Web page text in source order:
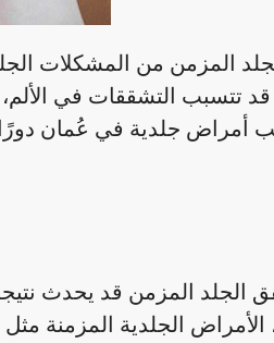
المزمن من المشكلات
قد تتسبب التشققات في
أمراض جلدية في عُمان
الجلد المزمن قد يحدث
الأمراض الجلدية المزمنة